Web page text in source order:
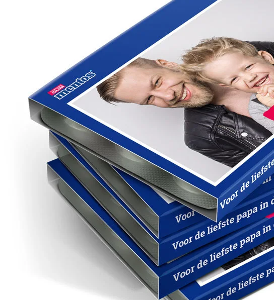
Je maakt in een paar stappen iets unieks – met haar naam, jullie foto of